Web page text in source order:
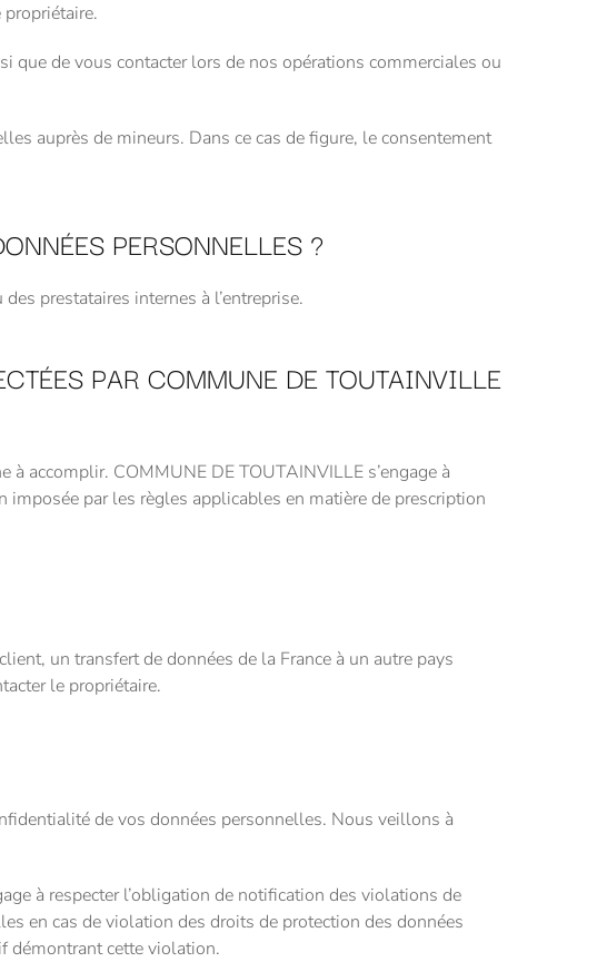
que de vous contacter lors de nos opérations commerciales ou
auprès de mineurs. Dans ce cas de figure, le consentement
PERSONNELLES ?
prestataires internes à l’entreprise.
PAR COMMUNE DE TOUTAINVILLE
accomplir. COMMUNE DE TOUTAINVILLE s’engage à
par les règles applicables en matière de prescription
un transfert de données de la France à un autre pays
le propriétaire.
de vos données personnelles. Nous veillons à
à respecter l’obligation de notification des violations de
en cas de violation des droits de protection des données
démontrant cette violation.